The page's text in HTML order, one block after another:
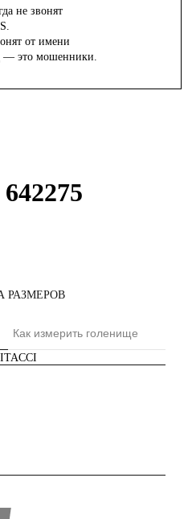
не звонят
от имени
— это мошенники.
РАЗМЕРОВ
Как измерить голенище